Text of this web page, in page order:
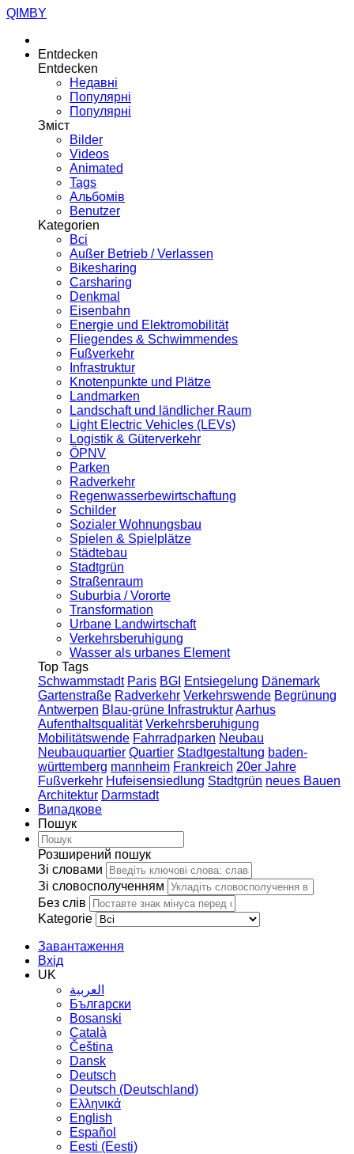
QIMBY
Entdecken
Entdecken
Недавні
Популярні
Популярні
Зміст
Bilder
Videos
Animated
Tags
Альбомів
Benutzer
Kategorien
Всі
Außer Betrieb / Verlassen
Bikesharing
Carsharing
Denkmal
Eisenbahn
Energie und Elektromobilität
Fliegendes & Schwimmendes
Fußverkehr
Infrastruktur
Knotenpunkte und Plätze
Landmarken
Landschaft und ländlicher Raum
Light Electric Vehicles (LEVs)
Logistik & Güterverkehr
ÖPNV
Parken
Radverkehr
Regenwasserbewirtschaftung
Schilder
Sozialer Wohnungsbau
Spielen & Spielplätze
Städtebau
Stadtgrün
Straßenraum
Suburbia / Vororte
Transformation
Urbane Landwirtschaft
Verkehrsberuhigung
Wasser als urbanes Element
Top Tags
Schwammstadt Paris BGI Entsiegelung Dänemark
Gartenstraße Radverkehr Verkehrswende Begrünung
Antwerpen Blau-grüne InfrastrukturAarhus
Aufenthaltsqualität Verkehrsberuhigung
Mobilitätswende Fahrradparken Neubau
Neubauquartier Quartier Stadtgestaltung baden-
württemberg mannheim Frankreich 20er Jahre
Fußverkehr Hufeisensiedlung Stadtgrün neues Bauen
Architektur Darmstadt
Випадкове
Пошук
Розширений пошук
Зі словами
Зі словосполученням
Без слів
Kategorie
Завантаження
Вхід
UK
العربية
Български
Bosanski
Сatalà
Čeština
Dansk
Deutsch
Deutsch (Deutschland)
Ελληνικά
English
Español
Eesti (Eesti)